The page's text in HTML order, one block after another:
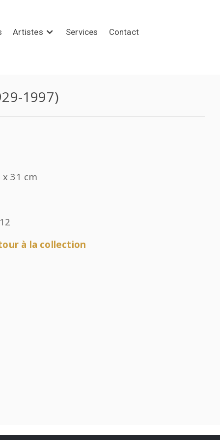
Artistes Services Contact
1997)
x 31 cm
à la collection